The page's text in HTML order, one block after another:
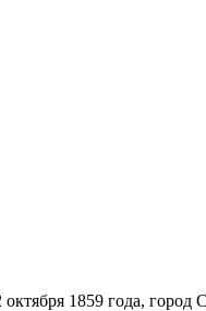
1859 года,